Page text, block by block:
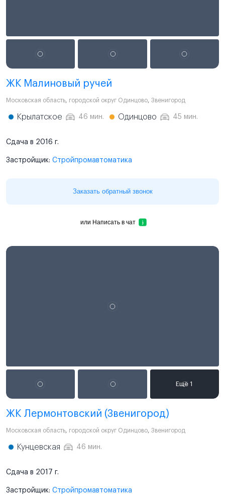
ЖК Малиновый ручей
Московская область, городской округ Одинцово, Звенигород
Крылатское 46 мин. Одинцово 45 мин.
Сдача в 2016 г.
Застройщик: Стройпромавтоматика
Заказать обратный звонок
или Написать в чат
ЖК Лермонтовский (Звенигород)
Московская область, городской округ Одинцово, Звенигород
Кунцевская 46 мин.
Сдача в 2017 г.
Застройщик: Стройпромавтоматика